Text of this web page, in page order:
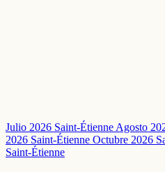
Julio 2026 Saint-ÉtienneAgosto
2026 Saint-Étienne Octubre 2026
Saint-Étienne